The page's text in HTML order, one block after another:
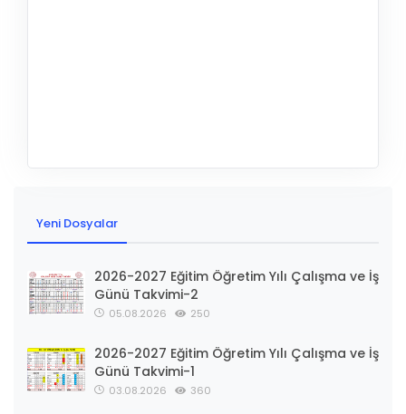
Yeni Dosyalar
2026-2027 Eğitim Öğretim Yılı Çalışma ve İş
Günü Takvimi-2
05.08.2026 250
2026-2027 Eğitim Öğretim Yılı Çalışma ve İş
Günü Takvimi-1
03.08.2026 360